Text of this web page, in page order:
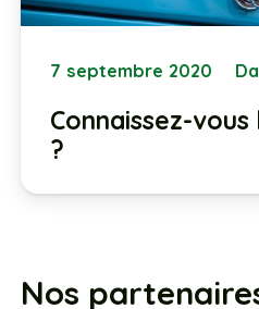
7 septembre 2020
Connaissez-
?
Nos